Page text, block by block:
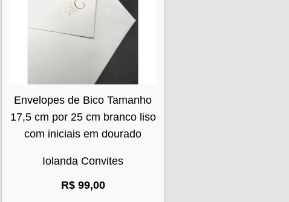
Envelopes de Bico Tamanho
17,5 cm por 25 cm branco liso
com iniciais em dourado
Iolanda Convites
R$ 99,00